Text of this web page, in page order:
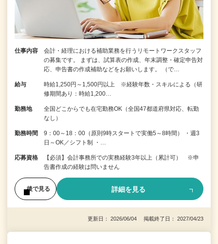
仕事内容
会計・経理における補助業務を行うリモートワークスタッフ
の募集です。 まずは、試算表の作成、年末調整・確定申告対
応、申告書の作成補助などをお願いします。 （で…
給与
時給1,250円～1,500円以上 ※経験年数・スキルによる（研
修期間あり：時給1,200…
勤務地
全国どこからでも在宅勤務OK（全国47都道府県対応、転勤
なし）
勤務時間
9：00～18：00（原則9時スタートで実働5～8時間） ・週3
日～OK／シフト制 ・…
応募資格
【必須】会計事務所での実務経験3年以上（累計可） ※申
告書作成の経験は問いません
後で見る 詳細を見る
更新日： 2026/06/04 掲載終了日： 2027/04/23